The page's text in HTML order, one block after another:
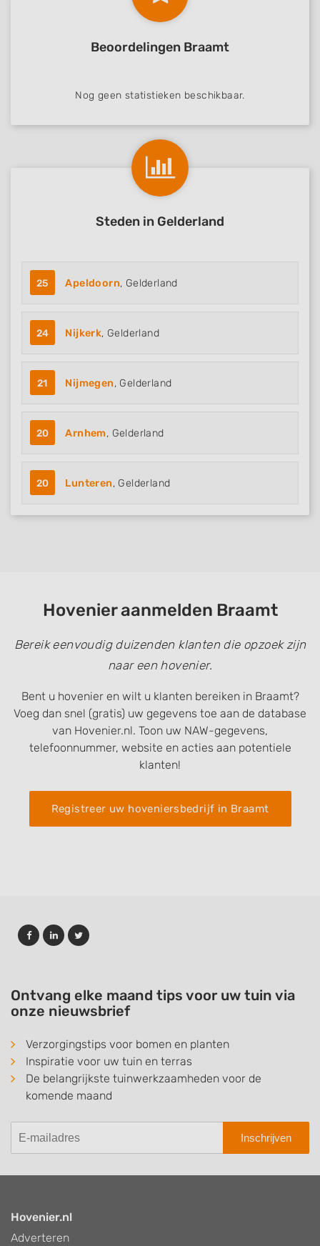
Beoordelingen Braamt
Nog geen statistieken beschikbaar.
Steden in Gelderland
25 Apeldoorn, Gelderland
24 Nijkerk, Gelderland
21 Nijmegen, Gelderland
20 Arnhem, Gelderland
20 Lunteren, Gelderland
Hovenier aanmelden Braamt
Bereik eenvoudig duizenden klanten die opzoek zijn
naar een hovenier.
Bent u hovenier en wilt u klanten bereiken in Braamt?
Voeg dan snel (gratis) uw gegevens toe aan de database
van Hovenier.nl. Toon uw NAW-gegevens,
telefoonnummer, website en acties aan potentiele
klanten!
Registreer uw hoveniersbedrijf in Braamt
Ontvang elke maand tips voor uw tuin via
onze nieuwsbrief
Verzorgingstips voor bomen en planten
Inspiratie voor uw tuin en terras
De belangrijkste tuinwerkzaamheden voor de
komende maand
Inschrijven
Hovenier.nl
Adverteren